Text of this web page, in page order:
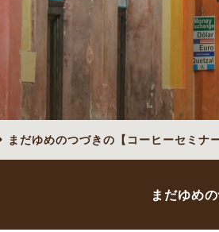
まだゆめのつづきの【コーヒーセミナー
まだゆめ